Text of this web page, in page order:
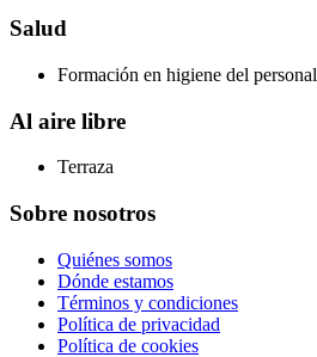
Salud
Formación en higiene del personal
Al aire libre
Terraza
Sobre nosotros
Quiénes somos
Dónde estamos
Términos y condiciones
Política de privacidad
Política de cookies